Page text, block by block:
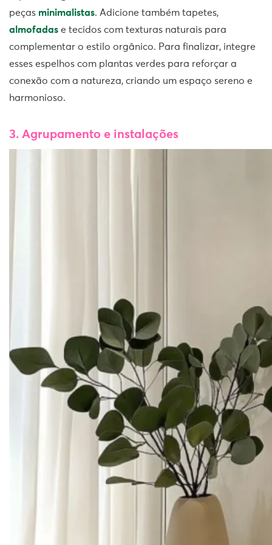
peças minimalistas. Adicione também tapetes,
almofadas e tecidos com texturas naturais para
complementar o estilo orgânico. Para finalizar, integre
esses espelhos com plantas verdes para reforçar a
conexão com a natureza, criando um espaço sereno e
harmonioso.
3. Agrupamento e instalações